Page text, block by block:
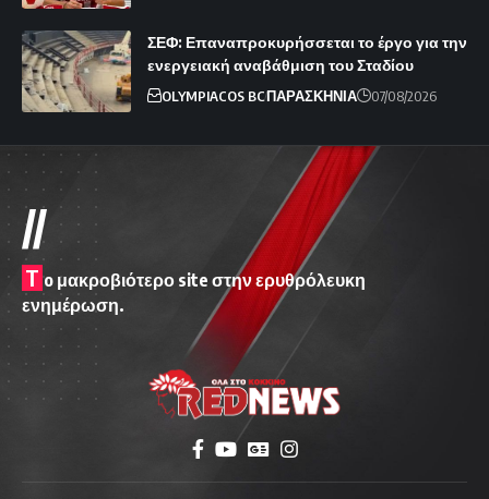
ΣΕΦ: Επαναπροκυρήσσεται το έργο για την
ενεργειακή αναβάθμιση του Σταδίου
OLYMPIACOS BCΠΑΡΑΣΚΗΝΙΑ 07/08/2026
//
T o μακροβιότερο site στην ερυθρόλευκη
ενημέρωση.